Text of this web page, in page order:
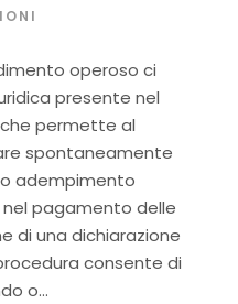
operoso ci
presente nel
permette al
spontaneamente
adempimento
pagamento delle
di una dichiarazione
consente di
o...